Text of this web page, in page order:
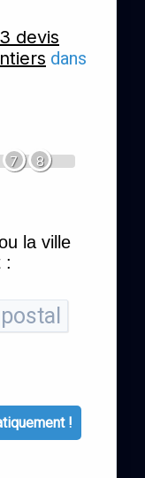
3 devis
dans
7 8
la ville
:
!